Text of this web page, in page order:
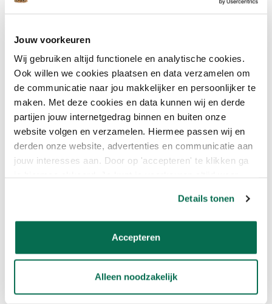
Jouw voorkeuren
Wij gebruiken altijd functionele en analytische cookies.
Ook willen we cookies plaatsen en data verzamelen om
de communicatie naar jou makkelijker en persoonlijker te
maken. Met deze cookies en data kunnen wij en derde
partijen jouw internetgedrag binnen en buiten onze
website volgen en verzamelen. Hiermee passen wij en
derden onze website, advertenties en communicatie aan
jouw interesses aan. Door op 'accepteren' te klikken ga
Details tonen
Accepteren
Alleen noodzakelijk
WAARMEE GEBRUIK IK DE
STUCLOPER?
Stucloper kan worden aangebracht met een kwast of roller. Het is
belangrijk om een kwalitatieve kwast of roller te gebruiken voor
een gelijkmatige en efficiënte toepassing van de stucloper. Met
een kwast heb je meer controle en precisie, terwijl een roller
sneller werkt, vooral bij grotere oppervlakken. Beide methoden
zorgen voor een goede dekking en bescherming van de vloer.
Bijpassende producten